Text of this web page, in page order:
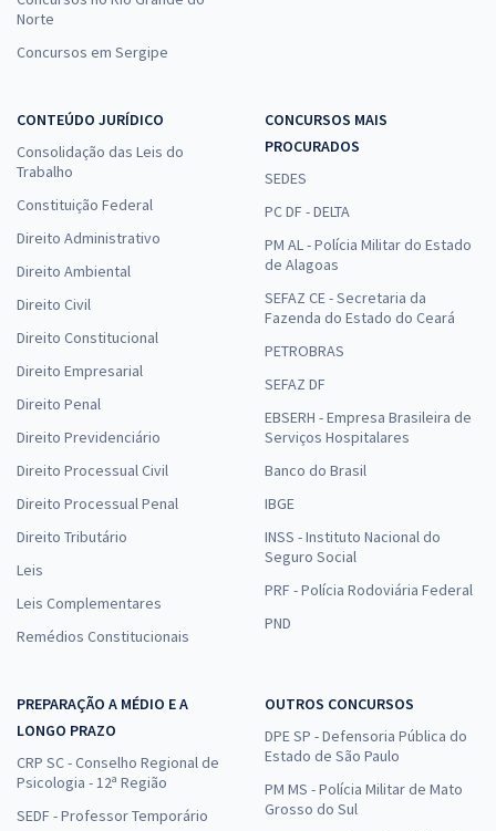
Norte
Concursos em Sergipe
CONTEÚDO JURÍDICO
Consolidação das Leis do
Trabalho
Constituição Federal
Direito Administrativo
Direito Ambiental
Direito Civil
Direito Constitucional
Direito Empresarial
Direito Penal
Direito Previdenciário
Direito Processual Civil
Direito Processual Penal
Direito Tributário
Leis
Leis Complementares
Remédios Constitucionais
CONCURSOS MAIS
PROCURADOS
SEDES
PC DF - DELTA
PM AL - Polícia Militar do Estado
de Alagoas
SEFAZ CE - Secretaria da
Fazenda do Estado do Ceará
PETROBRAS
SEFAZ DF
EBSERH - Empresa Brasileira de
Serviços Hospitalares
Banco do Brasil
IBGE
INSS - Instituto Nacional do
Seguro Social
PRF - Polícia Rodoviária Federal
PND
PREPARAÇÃO A MÉDIO E A
LONGO PRAZO
CRP SC - Conselho Regional de
Psicologia - 12ª Região
SEDF - Professor Temporário
OUTROS CONCURSOS
DPE SP - Defensoria Pública do
Estado de São Paulo
PM MS - Polícia Militar de Mato
Grosso do Sul